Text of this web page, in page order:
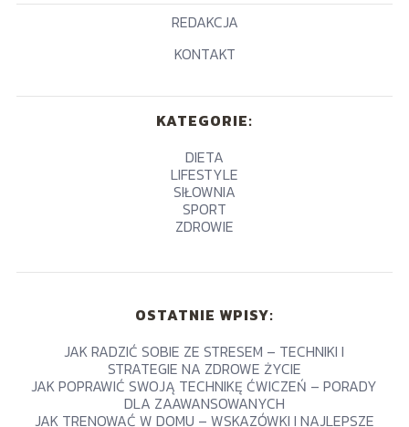
REDAKCJA
KONTAKT
KATEGORIE:
DIETA
LIFESTYLE
SIŁOWNIA
SPORT
ZDROWIE
OSTATNIE WPISY:
JAK RADZIĆ SOBIE ZE STRESEM – TECHNIKI I
STRATEGIE NA ZDROWE ŻYCIE
JAK POPRAWIĆ SWOJĄ TECHNIKĘ ĆWICZEŃ – PORADY
DLA ZAAWANSOWANYCH
JAK TRENOWAĆ W DOMU – WSKAZÓWKI I NAJLEPSZE